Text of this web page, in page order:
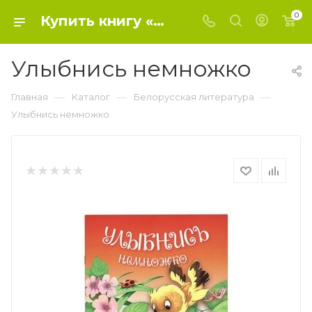
Купить книгу «Улыбнись немножко» 2016, - Белорусская литература 0
Улыбнись немножко
Главная — Каталог — Белорусская литература —
Улыбнись немножко